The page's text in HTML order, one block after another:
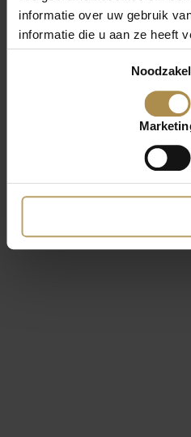
informatie over uw gebruik
informatie die u aan ze heeft